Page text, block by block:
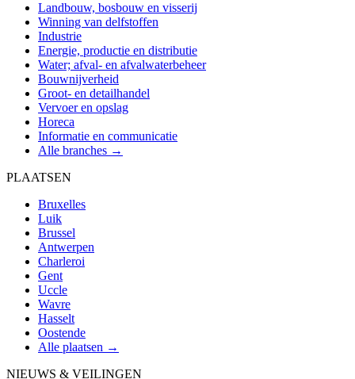
Landbouw, bosbouw en visserij
Winning van delfstoffen
Industrie
Energie, productie en distributie
Water; afval- en afvalwaterbeheer
Bouwnijverheid
Groot- en detailhandel
Vervoer en opslag
Horeca
Informatie en communicatie
Alle branches →
PLAATSEN
Bruxelles
Luik
Brussel
Antwerpen
Charleroi
Gent
Uccle
Wavre
Hasselt
Oostende
Alle plaatsen →
NIEUWS & VEILINGEN